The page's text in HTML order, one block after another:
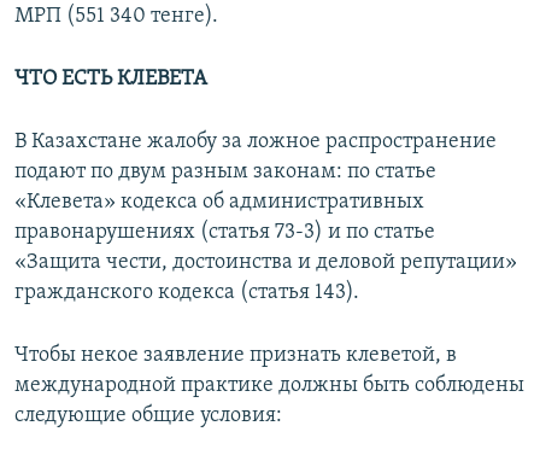
МРП (551 340 тенге).
ЧТО ЕСТЬ КЛЕВЕТА
В Казахстане жалобу за ложное распространение
подают по двум разным законам: по статье
«Клевета» кодекса об административных
правонарушениях (статья 73-3) и по статье
«Защита чести, достоинства и деловой репутации»
гражданского кодекса (статья 143).
Чтобы некое заявление признать клеветой, в
международной практике должны быть соблюдены
следующие общие условия: